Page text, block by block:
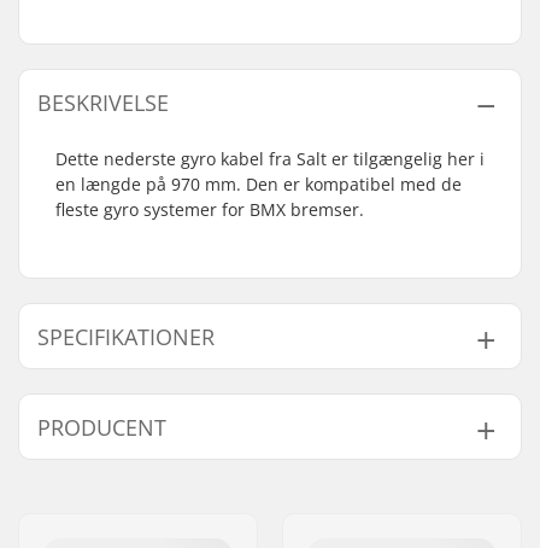
BESKRIVELSE
Dette nederste gyro kabel fra Salt er tilgængelig her i
en længde på 970 mm. Den er kompatibel med de
fleste gyro systemer for BMX bremser.
SPECIFIKATIONER
Gyro kompatibel:
Ja
Vægt:
PRODUCENT